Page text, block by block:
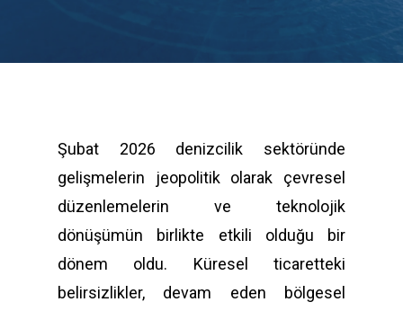
Şubat 2026 denizcilik sektöründe
gelişmelerin jeopolitik olarak çevresel
düzenlemelerin ve teknolojik
dönüşümün birlikte etkili olduğu bir
dönem oldu. Küresel ticaretteki
belirsizlikler, devam eden bölgesel